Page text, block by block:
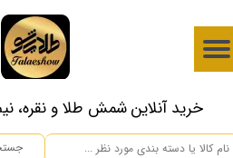
​خرید آنلاین شمش طلا و
حساب کاربری من
سفارشات